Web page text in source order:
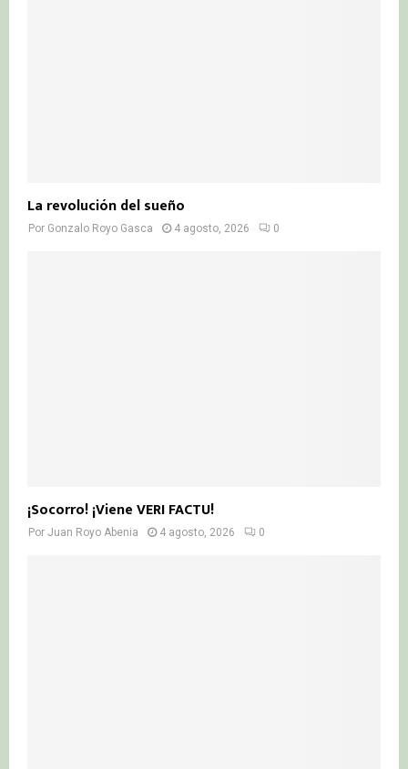
La revolución del sueño
Por Gonzalo Royo Gasca 4 agosto, 2026 0
¡Socorro! ¡Viene VERI FACTU!
Por Juan Royo Abenia 4 agosto, 2026 0